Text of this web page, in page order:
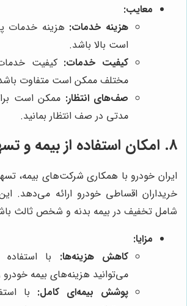
معایب:
هزینه خدمات: هزینه
است بالا باشد.
کیفیت خدمات: کیفیت
مختلف ممکن است متفاوت
صف‌های انتظار: ممکن است
مدتی در صف انتظار بمانید.
8. امکان استفاده از بیمه و تسهیلات ویژه
ایران خودرو با همکاری شرکت‌های بیمه،
خریداران اقساطی خودرو ارائه می‌دهد.
شامل تخفیف در بیمه بدنه و شخص ثالث
مزایا:
کاهش هزینه‌ها: با
می‌توانید هزینه‌های بیمه
پوشش بیمه‌ای کامل: با